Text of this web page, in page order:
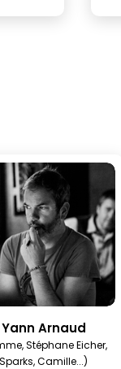
Yann Arnaud
Stéphane Eicher,
Sparks, Camille...)